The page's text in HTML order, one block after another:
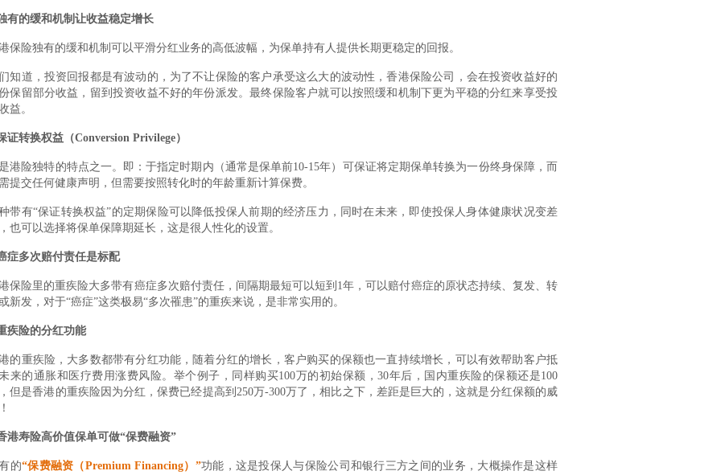
有的缓和机制让收益稳定增长
保险独有的缓和机制可以平滑分红业务的高低波幅，为保单持有人提供长期更稳定的回报。
知道，投资回报都是有波动的，为了不让保险的客户承受这么大的波动性，香港保险公司，会在投资收益好的
保留部分收益，留到投资收益不好的年份派发。最终保险客户就可以按照缓和机制下更为平稳的分红来享受投
益。
证转换权益（Conversion Privilege）
港险独特的特点之一。即：于指定时期内（通常是保单前10-15年）可保证将定期保单转换为一份终身保障，而
提交任何健康声明，但需要按照转化时的年龄重新计算保费。
带有“保证转换权益”的定期保险可以降低投保人前期的经济压力，同时在未来，即使投保人身体健康状况变差
也可以选择将保单保障期延长，这是很人性化的设置。
症多次赔付责任是标配
保险里的重疾险大多带有癌症多次赔付责任，间隔期最短可以短到1年，可以赔付癌症的原状态持续、复发、转
新发，对于“癌症”这类极易“多次罹患”的重疾来说，是非常实用的。
疾险的分红功能
的重疾险，大多数都带有分红功能，随着分红的增长，客户购买的保额也一直持续增长，可以有效帮助客户抵
来的通胀和医疗费用涨费风险。举个例子，同样购买100万的初始保额，30年后，国内重疾险的保额还是100
但是香港的重疾险因为分红，保费已经提高到250万-300万了，相比之下，差距是巨大的，这就是分红保额的威
港寿险高价值保单可做“保费融资”
的“保费融资（Premium Financing）”功能，这是投保人与保险公司和银行三方之间的业务，大概操作是这样